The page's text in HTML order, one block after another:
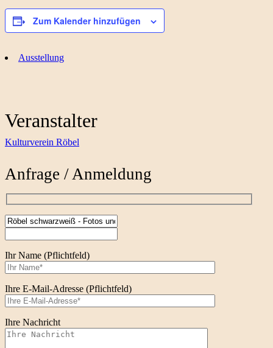
Zum Kalender hinzufügen
Ausstellung
Veranstalter
Kulturverein Röbel
Anfrage / Anmeldung
Ihr Name (Pflichtfeld)
Ihre E-Mail-Adresse (Pflichtfeld)
Ihre Nachricht